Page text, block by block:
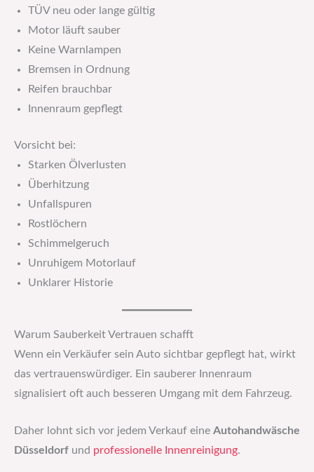
TÜV neu oder lange gültig
Motor läuft sauber
Keine Warnlampen
Bremsen in Ordnung
Reifen brauchbar
Innenraum gepflegt
Vorsicht bei:
Starken Ölverlusten
Überhitzung
Unfallspuren
Rostlöchern
Schimmelgeruch
Unruhigem Motorlauf
Unklarer Historie
Warum Sauberkeit Vertrauen schafft
Wenn ein Verkäufer sein Auto sichtbar gepflegt hat, wirkt
das vertrauenswürdiger. Ein sauberer Innenraum
signalisiert oft auch besseren Umgang mit dem Fahrzeug.
Daher lohnt sich vor jedem Verkauf eine Autohandwäsche
Düsseldorf und professionelle Innenreinigung.